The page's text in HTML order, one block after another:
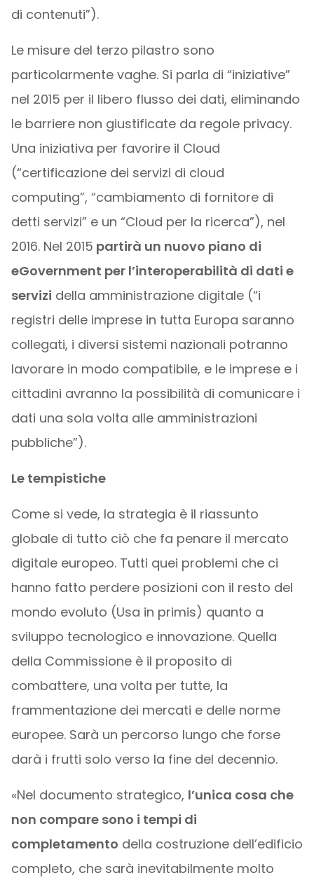
di contenuti”).
Le misure del terzo pilastro sono
particolarmente vaghe. Si parla di “iniziative”
nel 2015 per il libero flusso dei dati, eliminando
le barriere non giustificate da regole privacy.
Una iniziativa per favorire il Cloud
(“certificazione dei servizi di cloud
computing”, “cambiamento di fornitore di
detti servizi” e un “Cloud per la ricerca”), nel
2016. Nel 2015 partirà un nuovo piano di
eGovernment per l’interoperabilità di dati e
servizi della amministrazione digitale (“i
registri delle imprese in tutta Europa saranno
collegati, i diversi sistemi nazionali potranno
lavorare in modo compatibile, e le imprese e i
cittadini avranno la possibilità di comunicare i
dati una sola volta alle amministrazioni
pubbliche”).
Le tempistiche
Come si vede, la strategia è il riassunto
globale di tutto ciò che fa penare il mercato
digitale europeo. Tutti quei problemi che ci
hanno fatto perdere posizioni con il resto del
mondo evoluto (Usa in primis) quanto a
sviluppo tecnologico e innovazione. Quella
della Commissione è il proposito di
combattere, una volta per tutte, la
frammentazione dei mercati e delle norme
europee. Sarà un percorso lungo che forse
darà i frutti solo verso la fine del decennio.
«Nel documento strategico, l’unica cosa che
non compare sono i tempi di
completamento della costruzione dell’edificio
completo, che sarà inevitabilmente molto